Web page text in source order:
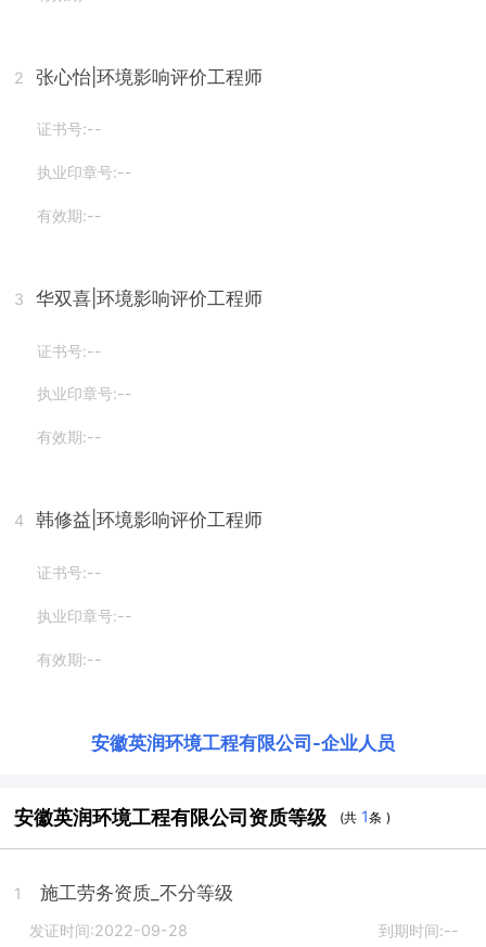
2 张心怡 |环境影响评价工程师
证书号:--
执业印章号:--
有效期:--
3 华双喜 |环境影响评价工程师
证书号:--
执业印章号:--
有效期:--
4 韩修益 |环境影响评价工程师
证书号:--
执业印章号:--
有效期:--
安徽英润环境工程有限公司 -企业人员
安徽英润环境工程有限公司资质等级 (共 1条 )
1 施工劳务资质_不分等级
发证时间:2022-09-28 到期时间:--